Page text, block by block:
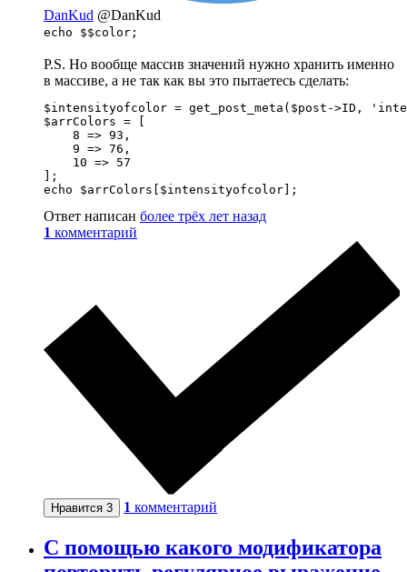
DanKud @DanKud
echo $$color;
P.S. Но вообще массив значений нужно хранить именно
в массиве, а не так как вы это пытаетесь сделать:
$intensityofcolor = get_post_meta($post->ID,
$arrColors = [
    8 => 93,
    9 => 76,
    10 => 57
];
echo $arrColors[$intensityofcolor];
Ответ написан более трёх лет назад
1 комментарий
Нравится 3 1 комментарий
С помощью какого модификатора